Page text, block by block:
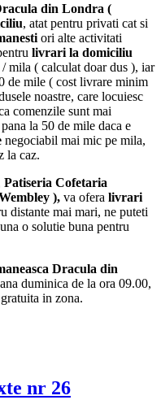
din Londra (
, atat pentru privati cat si
ori alte activitati
livrari la domiciliu
mila ( calculat doar dus ), iar
de mile ( cost livrare minim
noastre, care locuiesc
comenzile sunt mai
la 50 de mile daca e
negociabil mai mic pe mila,
la caz.
Patiseria Cofetaria
), va ofera livrari
distante mai mari, ne puteti
o solutie buna pentru
Dracula din
duminica de la ora 09.00,
in zona.
nr 26